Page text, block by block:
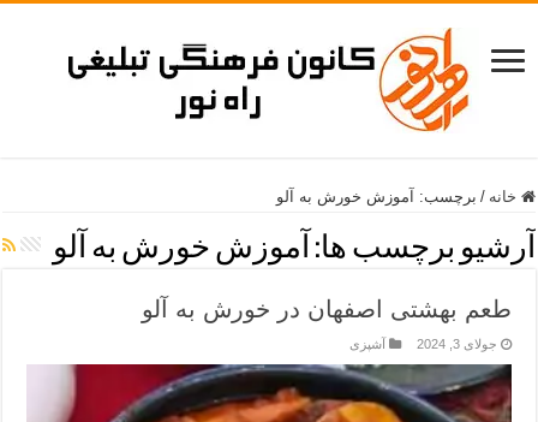
خانه / برچسب: آموزش خورش به آلو
آرشیو برچسب ها: آموزش خورش به آلو
طعم بهشتی اصفهان در خورش به آلو
جولای 3, 2024 آشپزی